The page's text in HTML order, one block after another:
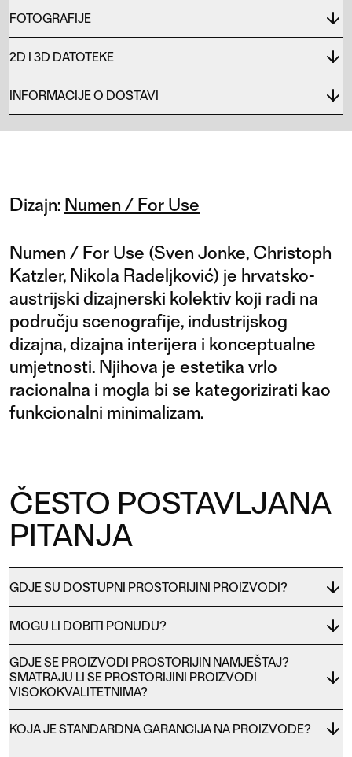
FOTOGRAFIJE
2D I 3D DATOTEKE
INFORMACIJE O DOSTAVI
Dizajn: Numen / For Use
Numen / For Use (Sven Jonke, Christoph
Katzler, Nikola Radeljković) je hrvatsko-
austrijski dizajnerski kolektiv koji radi na
području scenografije, industrijskog
dizajna, dizajna interijera i konceptualne
umjetnosti. Njihova je estetika vrlo
racionalna i mogla bi se kategorizirati kao
funkcionalni minimalizam.
ČESTO POSTAVLJANA
PITANJA
GDJE SU DOSTUPNI PROSTORIJINI PROIZVODI?
MOGU LI DOBITI PONUDU?
GDJE SE PROIZVODI PROSTORIJIN NAMJEŠTAJ?
SMATRAJU LI SE PROSTORIJINI PROIZVODI
VISOKOKVALITETNIMA?
KOJA JE STANDARDNA GARANCIJA NA PROIZVODE?